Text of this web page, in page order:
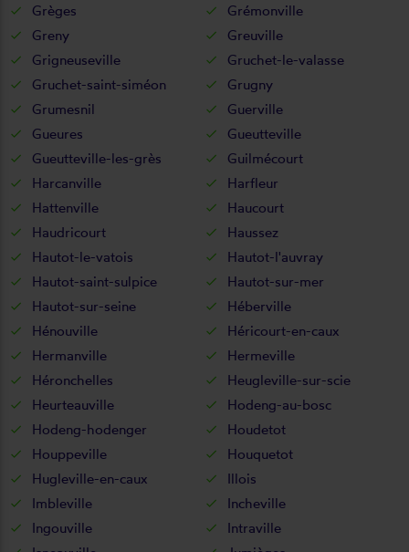
Grèges
Grémonville
Greny
Greuville
Grigneuseville
Gruchet-le-valasse
Gruchet-saint-siméon
Grugny
Grumesnil
Guerville
Gueures
Gueutteville
Gueutteville-les-grès
Guilmécourt
Harcanville
Harfleur
Hattenville
Haucourt
Haudricourt
Haussez
Hautot-le-vatois
Hautot-l'auvray
Hautot-saint-sulpice
Hautot-sur-mer
Hautot-sur-seine
Héberville
Hénouville
Héricourt-en-caux
Hermanville
Hermeville
Héronchelles
Heugleville-sur-scie
Heurteauville
Hodeng-au-bosc
Hodeng-hodenger
Houdetot
Houppeville
Houquetot
Hugleville-en-caux
Illois
Imbleville
Incheville
Ingouville
Intraville